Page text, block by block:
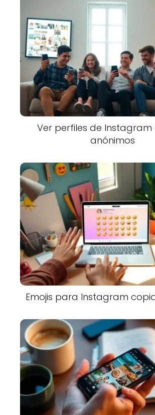
Ver perfiles de Instagram
anónimos
Emojis para Instagram